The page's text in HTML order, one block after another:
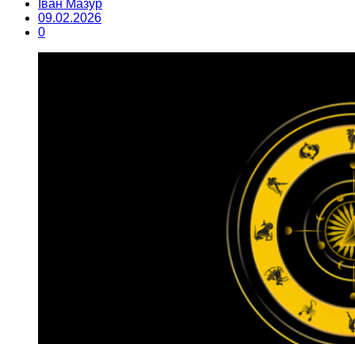
Іван Мазур
09.02.2026
0